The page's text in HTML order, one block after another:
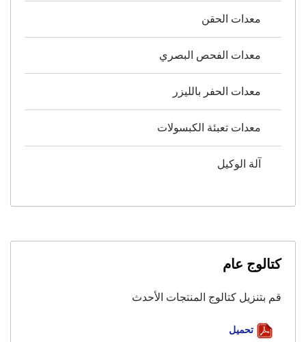
معدات الحقن
معدات الفحص البصري
معدات الحفر بالليزر
معدات تعبئة الكبسولات
آلة الوكيل
كتالوج عام
قم بتنزيل كتالوج المنتجات الأحدث
تحميل